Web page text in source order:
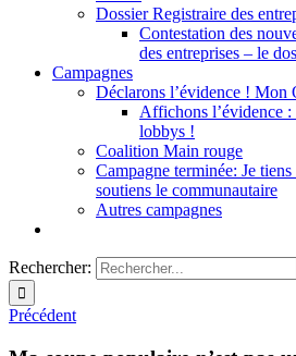
Dossier Registraire des
Contestation des
des entreprises – le
Campagnes
Déclarons l’évidence ! Mon
Affichons l’évidence :
lobbys !
Coalition Main rouge
Campagne terminée: Je
soutiens le communautaire
Autres campagnes
Rechercher:
Précédent